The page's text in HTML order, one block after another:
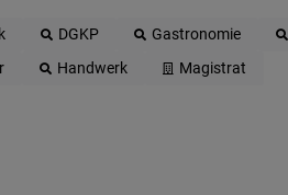
DGKP Gastronomie
Handwerk
Magistrat